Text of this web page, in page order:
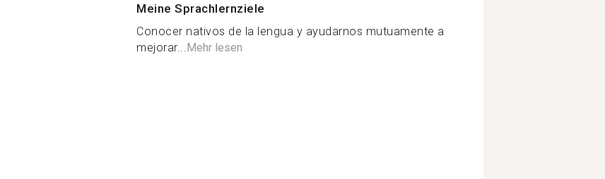
Meine Sprachlernziele
Conocer nativos de la lengua y ayudarnos mutuamente a
mejorar... Mehr lesen